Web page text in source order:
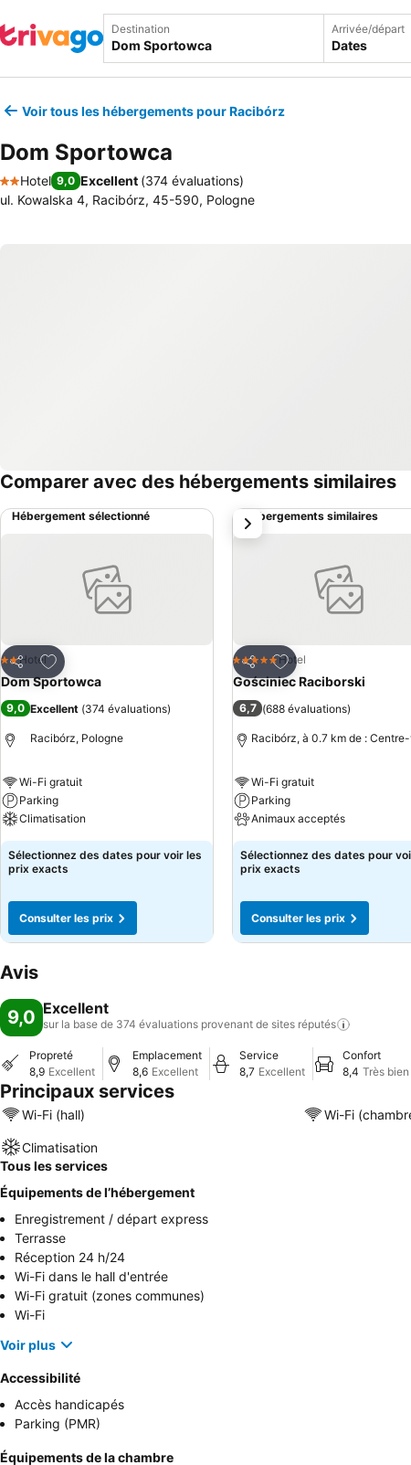
Destination Arrivée/départ
Dates
Voir tous les hébergements pour Racibórz
Dom Sportowca
2 Étoiles
Hotel 9,0 Excellent (374 évaluations)
ul. Kowalska 4, Racibórz, 45-590, Pologne
Comparer avec des hébergements similaires
Hébergement sélectionné
Partager
Ajouter à mes favoris
2 Étoiles
Hotel
Dom Sportowca
9,0 Excellent (374 évaluations)
Racibórz, Pologne
Wi-Fi gratuit
Parking
Climatisation
Sélectionnez des dates pour voir les
prix exacts
Consulter les prix
Hébergements similaires
Partager
Ajouter à mes favoris
5 Étoiles Hotel
Gościniec Raciborski
6,7 (688 évaluations)
Racibórz, à 0.7 km de :
Wi-Fi gratuit
Parking
Animaux acceptés
Sélectionnez des dates pour
prix exacts
Consulter les prix
suivant
Avis
9,0 Excellent
sur la base de 374 évaluations provenant de sites réputés
Propreté
8,9 Excellent
Emplacement
8,6 Excellent
Service
8,7 Excellent
Confort
8,4 Très bien
Principaux services
Wi-Fi (hall) Wi-Fi
Climatisation
Tous les services
Équipements de l’hébergement
Enregistrement / départ express
Terrasse
Réception 24 h/24
Wi-Fi dans le hall d'entrée
Wi-Fi gratuit (zones communes)
Wi-Fi
Voir plus
Accessibilité
Accès handicapés
Parking (PMR)
Équipements de la chambre